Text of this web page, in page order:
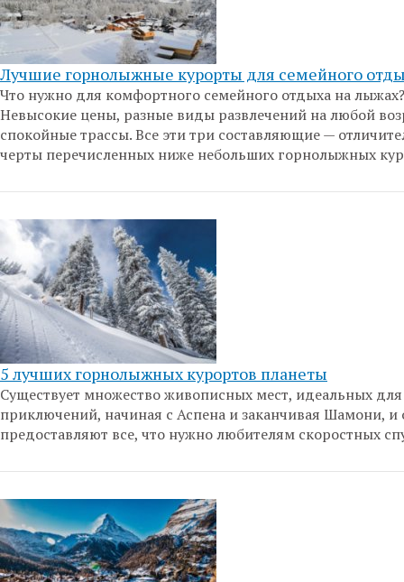
Лучшие горнолыжные курорты для семейного
Что нужно для комфортного семейного отдыха на лыжах?
Невысокие цены, разные виды развлечений на любой
спокойные трассы. Все эти три составляющие —
черты перечисленных ниже небольших горнолыжных
5 лучших горнолыжных курортов планеты
Существует множество живописных мест, идеальных
приключений, начиная с Аспена и заканчивая Шамони, и
предоставляют все, что нужно любителям скоростных